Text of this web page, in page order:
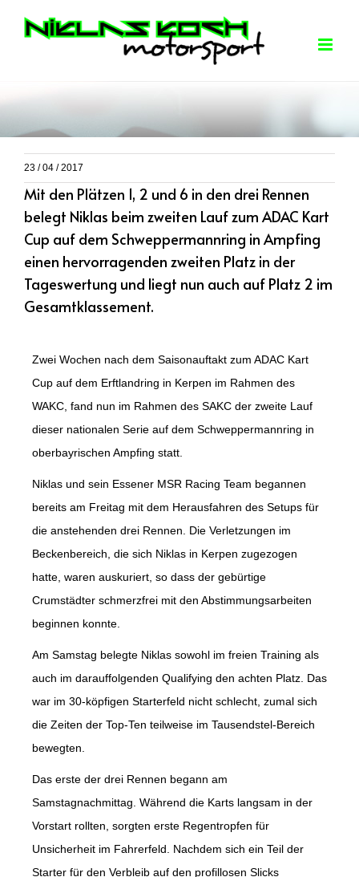
23 / 04 / 2017
Mit den Plätzen 1, 2 und 6 in den drei Rennen
belegt Niklas beim zweiten Lauf zum ADAC Kart
Cup auf dem Schweppermannring in Ampfing
einen hervorragenden zweiten Platz in der
Tageswertung und liegt nun auch auf Platz 2 im
Gesamtklassement.
Zwei Wochen nach dem Saisonauftakt zum ADAC Kart
Cup auf dem Erftlandring in Kerpen im Rahmen des
WAKC, fand nun im Rahmen des SAKC der zweite Lauf
dieser nationalen Serie auf dem Schweppermannring in
oberbayrischen Ampfing statt.
Niklas und sein Essener MSR Racing Team begannen
bereits am Freitag mit dem Herausfahren des Setups für
die anstehenden drei Rennen. Die Verletzungen im
Beckenbereich, die sich Niklas in Kerpen zugezogen
hatte, waren auskuriert, so dass der gebürtige
Crumstädter schmerzfrei mit den Abstimmungsarbeiten
beginnen konnte.
Am Samstag belegte Niklas sowohl im freien Training als
auch im darauffolgenden Qualifying den achten Platz. Das
war im 30-köpfigen Starterfeld nicht schlecht, zumal sich
die Zeiten der Top-Ten teilweise im Tausendstel-Bereich
bewegten.
Das erste der drei Rennen begann am
Samstagnachmittag. Während die Karts langsam in der
Vorstart rollten, sorgten erste Regentropfen für
Unsicherheit im Fahrerfeld. Nachdem sich ein Teil der
Starter für den Verbleib auf den profillosen Slicks